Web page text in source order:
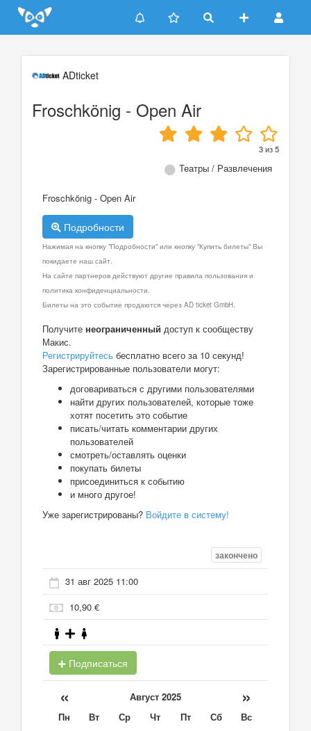
Update cookies preferences
ADticket
Froschkönig - Open Air
3из5
Театры / Развлечения
Froschkönig - Open Air
Подробности
Нажимая на кнопку "Подробности" или кнопку "Купить билеты" Вы
покидаете наш сайт.
На сайте партнеров действуют другие правила пользования и
политика конфиденциальности.
Билеты на это событие продаются через AD ticket GmbH.
Получите неограниченный доступ к сообществу
Макис.
Регистрируйтесь бесплатно всего за 10 секунд!
Зарегистрированные пользователи могут:
договариваться с другими пользователями
найти других пользователей, которые тоже
хотят посетить это событие
писать/читать комментарии других
пользователей
смотреть/оставлять оценки
покупать билеты
присоединиться к событию
и много другое!
Уже зарегистрированы? Войдите в систему!
закончено
31 авг 2025 11:00
10,90 €
Подписаться
« Август 2025 »
Пн Вт Ср Чт Пт Сб
Вс